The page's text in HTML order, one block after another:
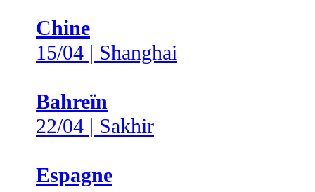
Chine
15/04 | Shanghai
Bahreïn
22/04 | Sakhir
Espagne